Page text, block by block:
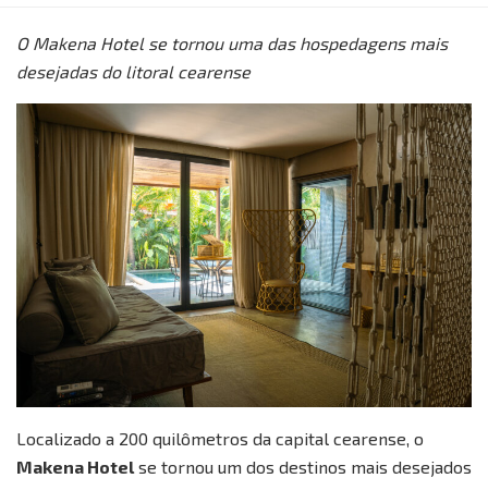
O Makena Hotel se tornou uma das hospedagens mais
desejadas do litoral cearense
Localizado a 200 quilômetros da capital cearense, o
Makena Hotel se tornou um dos destinos mais desejados